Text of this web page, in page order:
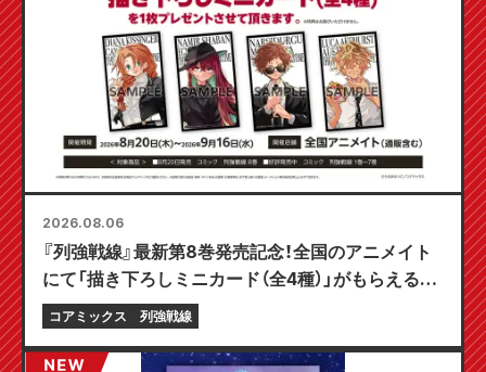
2026.08.06
『列強戦線』最新第8巻発売記念！全国のアニメイト
にて「描き下ろしミニカード（全4種）」がもらえる限
定フェアが8月20日より開催決定！
コアミックス 列強戦線